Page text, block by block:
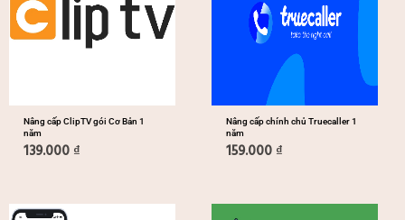
Nâng cấp ClipTV gói Cơ Bản 1
năm
139.000 ₫
Nâng cấp chính chủ Truecaller 1
năm
159.000 ₫
Khoảng Khoảng